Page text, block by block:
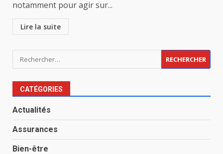
notamment pour agir sur...
Lire la suite
Rechercher :
CATÉGORIES
Actualités
Assurances
Bien-être